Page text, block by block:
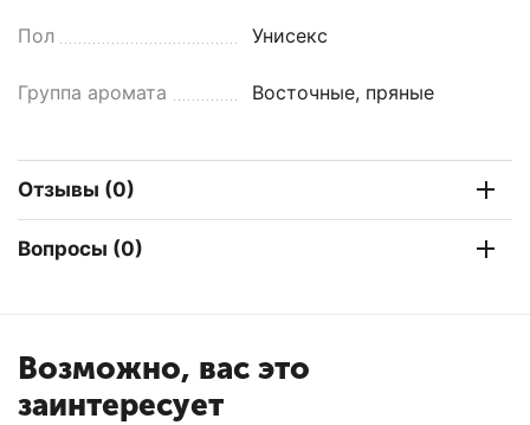
Пол Унисекс
Группа аромата Восточные, пряные
Отзывы (0)
Вопросы (0)
Возможно, вас это
заинтересует